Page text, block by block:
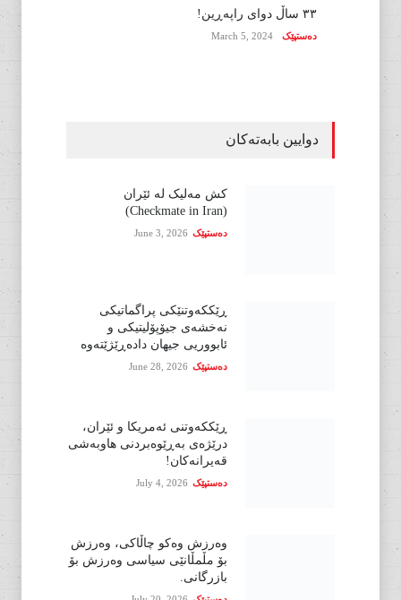
٣٣ ساڵ دوای راپەڕین!
دەستپێک March 5, 2024
دوایین بابەتەکان
کش مەلیک لە ئێران
(Checkmate in Iran)
دەستپێک June 3, 2026
ڕێککەوتنێکی پراگماتیکی
نەخشەی جیۆپۆلیتیکی و
ئابووریی جیهان دادەڕێژێتەوە
دەستپێک June 28, 2026
ڕێککەوتنی ئەمریکا و ئێران،
درێژەی بەڕێوەبردنی هاوبەشی
قەیرانەکان!
دەستپێک July 4, 2026
وەرزش وەکو چاڵاکی، وەرزش
بۆ مڵمڵانێی سیاسی وەرزش بۆ
بازرگانی.